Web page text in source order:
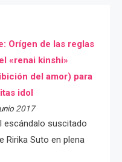
Orígen de las reglas
«renai kinshi»
del amor) para
idol
2017
escándalo suscitado
Ririka Suto en plena